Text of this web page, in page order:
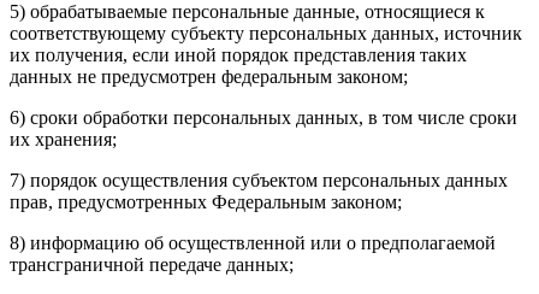
5) обрабатываемые персональные данные, относящиеся к
соответствующему субъекту персональных данных, источник
их получения, если иной порядок представления таких
данных не предусмотрен федеральным законом;
6) сроки обработки персональных данных, в том числе сроки
их хранения;
7) порядок осуществления субъектом персональных данных
прав, предусмотренных Федеральным законом;
8) информацию об осуществленной или о предполагаемой
трансграничной передаче данных;